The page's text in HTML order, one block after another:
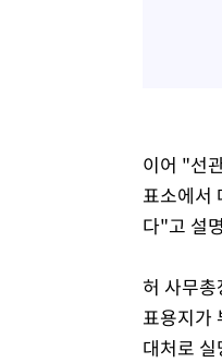
이어 "선
표소에서
다"고 설
허 사무
표용지가
대처로